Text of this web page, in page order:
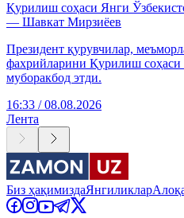
Қурилиш соҳаси Янги
— Шавкат Мирзиёев
Президент қурувчилар,
фахрийларини Қурилиш соҳаси
муборакбод этди.
16:33 / 08.08.2026
Лента
Биз ҳақимиздаЯнгиликлар